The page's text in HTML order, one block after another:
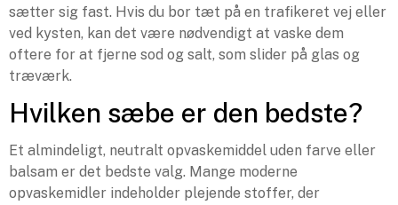
sætter sig fast. Hvis du bor tæt på en trafikeret vej eller
ved kysten, kan det være nødvendigt at vaske dem
oftere for at fjerne sod og salt, som slider på glas og
træværk.
Hvilken sæbe er den bedste?
Et almindeligt, neutralt opvaskemiddel uden farve eller
balsam er det bedste valg. Mange moderne
opvaskemidler indeholder plejende stoffer, der